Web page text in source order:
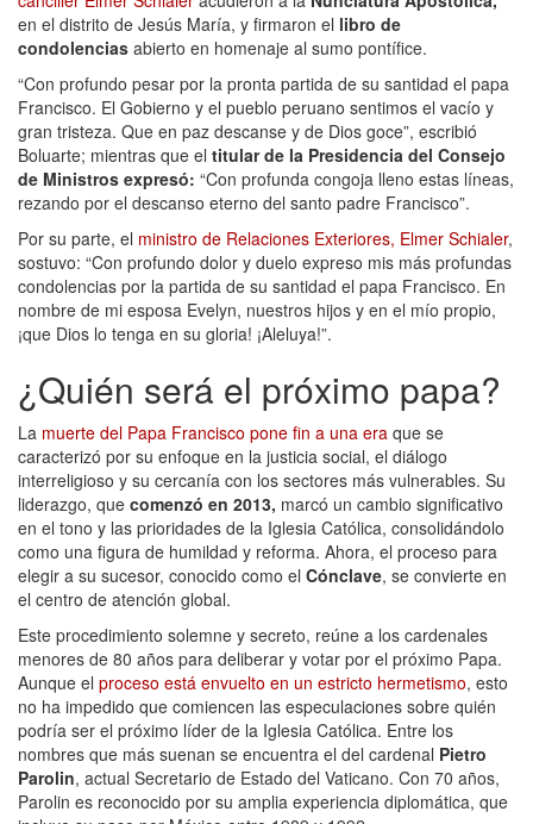
en el distrito de Jesús María, y firmaron el libro de
condolencias abierto en homenaje al sumo pontífice.
“Con profundo pesar por la pronta partida de su santidad el papa
Francisco. El Gobierno y el pueblo peruano sentimos el vacío y
gran tristeza. Que en paz descanse y de Dios goce”, escribió
Boluarte; mientras que el titular de la Presidencia del Consejo
de Ministros expresó: “Con profunda congoja lleno estas líneas,
rezando por el descanso eterno del santo padre Francisco”.
Por su parte, el ministro de Relaciones Exteriores, Elmer Schialer,
sostuvo: “Con profundo dolor y duelo expreso mis más profundas
condolencias por la partida de su santidad el papa Francisco. En
nombre de mi esposa Evelyn, nuestros hijos y en el mío propio,
¡que Dios lo tenga en su gloria! ¡Aleluya!”.
¿Quién será el próximo papa?
La muerte del Papa Francisco pone fin a una era que se
caracterizó por su enfoque en la justicia social, el diálogo
interreligioso y su cercanía con los sectores más vulnerables. Su
liderazgo, que comenzó en 2013, marcó un cambio significativo
en el tono y las prioridades de la Iglesia Católica, consolidándolo
como una figura de humildad y reforma. Ahora, el proceso para
elegir a su sucesor, conocido como el Cónclave, se convierte en
el centro de atención global.
Este procedimiento solemne y secreto, reúne a los cardenales
menores de 80 años para deliberar y votar por el próximo Papa.
Aunque el proceso está envuelto en un estricto hermetismo, esto
no ha impedido que comiencen las especulaciones sobre quién
podría ser el próximo líder de la Iglesia Católica. Entre los
nombres que más suenan se encuentra el del cardenal Pietro
Parolin, actual Secretario de Estado del Vaticano. Con 70 años,
Parolin es reconocido por su amplia experiencia diplomática, que